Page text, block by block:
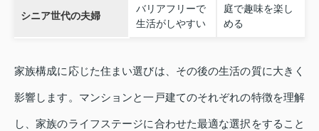
シニア世代の夫婦
バリアフリーで
生活がしやすい
庭で趣味を楽し
める
家族構成に応じた住まい選びは、その後の生活の質に大きく
影響します。マンションと一戸建てのそれぞれの特徴を理解
し、家族のライフステージに合わせた最適な選択をすること